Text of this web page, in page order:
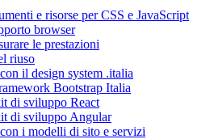
e risorse per CSS e JavaScript
browser
le prestazioni
riuso
il design system .italia
Bootstrap Italia
di sviluppo React
di sviluppo Angular
i modelli di sito e servizi